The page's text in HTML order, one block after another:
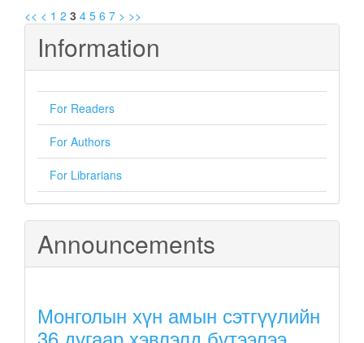
<< < 1 2 3 4 5 6 7 > >>
Information
For Readers
For Authors
For Librarians
Announcements
Монголын хүн амын сэтгүүлийн